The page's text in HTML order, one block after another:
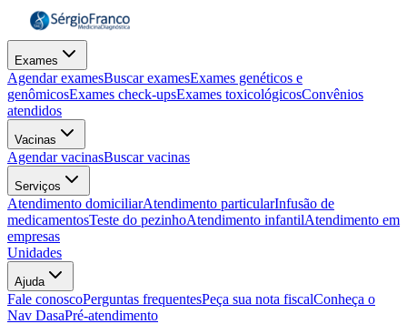
Exames
Agendar examesBuscar examesExames genéticos e
genômicosExames check-upsExames toxicológicosConvênios
atendidos
Vacinas
Agendar vacinasBuscar vacinas
Serviços
Atendimento domiciliarAtendimento particularInfusão de
medicamentosTeste do pezinhoAtendimento infantilAtendimento em
empresas
Unidades
Ajuda
Fale conoscoPerguntas frequentesPeça sua nota fiscalConheça o
Nav DasaPré-atendimento